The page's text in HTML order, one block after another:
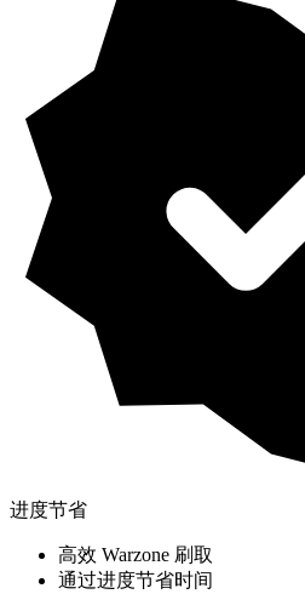
进度节省
高效 Warzone 刷取
通过进度节省时间